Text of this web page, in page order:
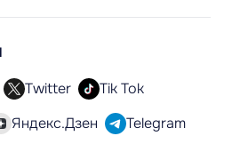
Twitter
Tik Tok
Яндекс.Дзен
Telegram